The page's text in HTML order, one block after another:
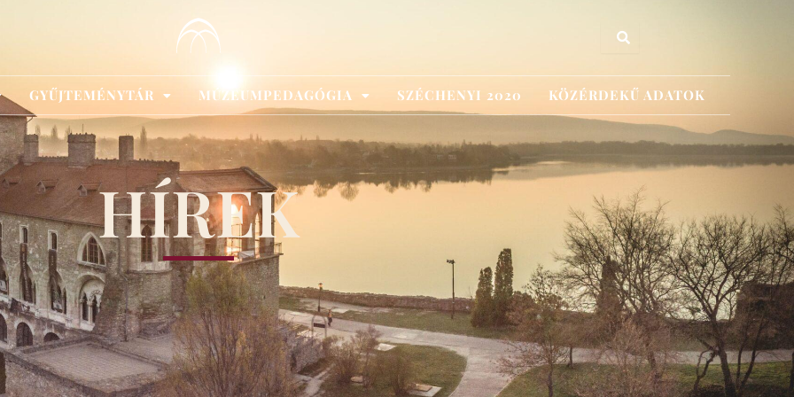
GYŰJTEMÉNYTÁR MÚZEUMPEDAGÓGIA SZÉCHENYI 2020 KÖZÉRDEKŰ ADATOK
HÍREK